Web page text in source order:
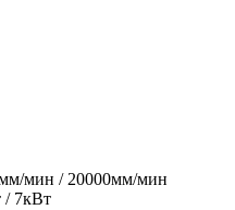
мин / 20000мм/мин
/ 7кВт